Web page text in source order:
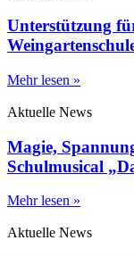
Unterstützung
Mehr lesen »
Aktuelle News
Magie,
Schulmusical
Mehr lesen »
Aktuelle News